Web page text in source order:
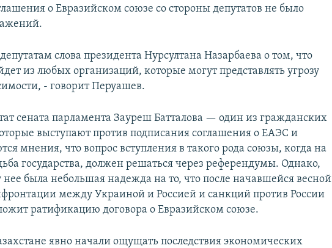
о Евразийском союзе со стороны депутатов не было
слова президента Нурсултана Назарбаева о том, что
из любых организаций, которые могут представлять угрозу
- говорит Перуашев.
сената парламента Зауреш Батталова — один из гражданских
выступают против подписания соглашения о ЕАЭС и
мнения, что вопрос вступления в такого рода союзы, когда на
государства, должен решаться через референдумы. Однако,
нее была небольшая надежда на то, что после начавшейся весной
между Украиной и Россией и санкций против России
ратификацию договора о Евразийском союзе.
явно начали ощущать последствия экономических